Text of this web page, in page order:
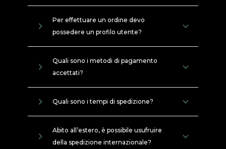
navigate_next
Per effettuare un ordine devo
possedere un profilo utente?
navigate_next
Quali sono i metodi di pagamento
accettati?
navigate_next Quali sono i tempi di spedizione?
navigate_next
Abito all’estero, è possibile usufruire
della spedizione internazionale?